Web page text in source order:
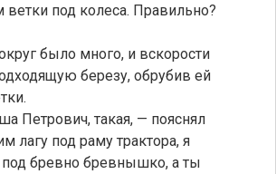
под колеса. Правильно?
было много, и вскорости
березу, обрубив ей
Петрович, такая, — пояснял
лагу под раму трактора, я
бревно бревнышко, а ты